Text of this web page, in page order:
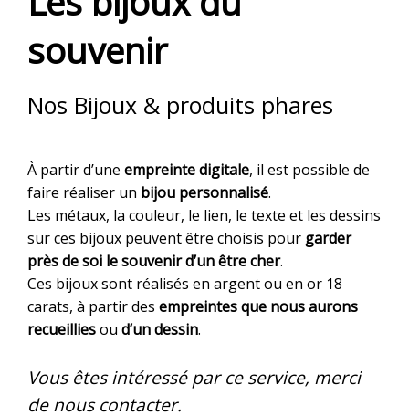
souvenir
Nos Bijoux & produits phares
À partir d’une empreinte digitale, il est possible de
faire réaliser un bijou personnalisé.
Les métaux, la couleur, le lien, le texte et les dessins
sur ces bijoux peuvent être choisis pour garder
près de soi le souvenir d’un être cher.
Ces bijoux sont réalisés en argent ou en or 18
carats, à partir des empreintes que nous aurons
recueilliesou d’un dessin.
Vous êtes intéressé par ce service, merci
de nous contacter.